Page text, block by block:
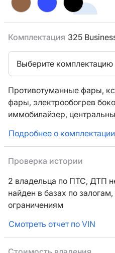
Комплектация 325
Выберите комплектацию
Противотуманные фары,
фары, электрообогрев
иммобилайзер,
Подробнее о комплектации
Проверка истории
2 владельца по ПТС, ДТП
найден в базах по
ограничениям
Смотреть отчет по VIN